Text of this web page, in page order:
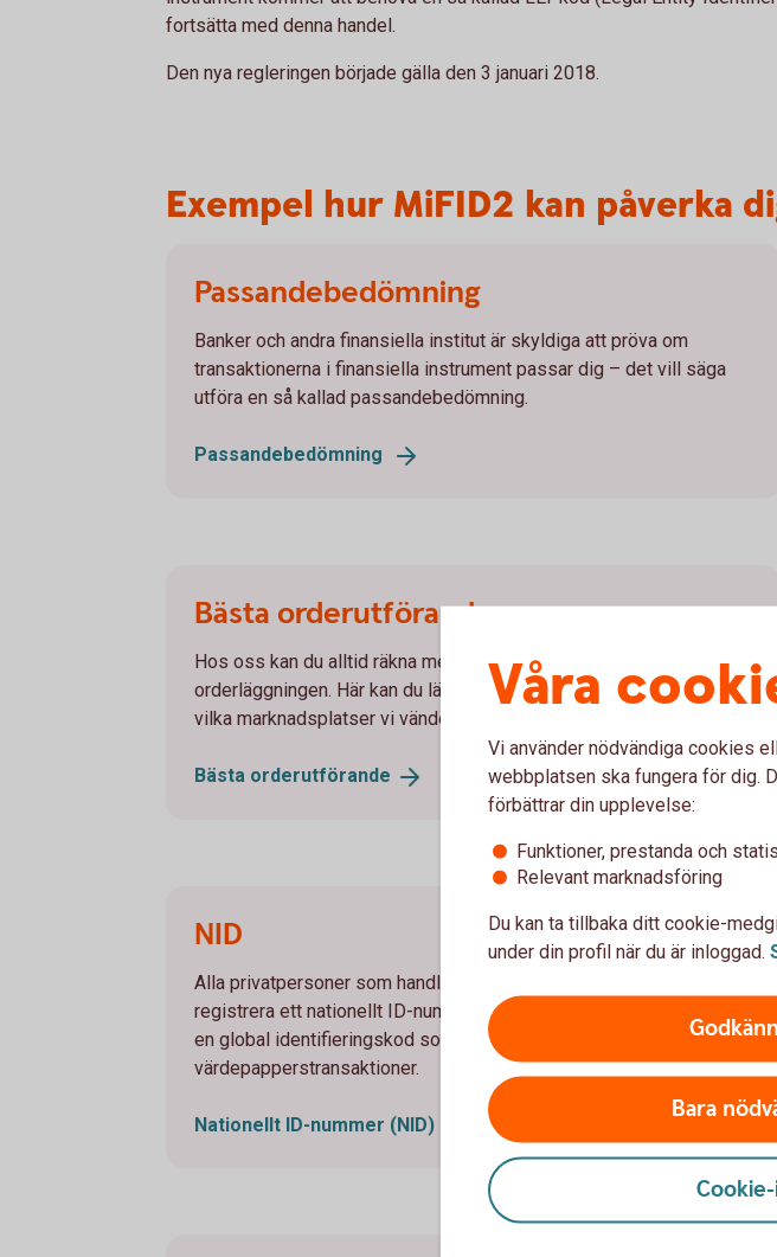
fortsätta med denna handel.
Den nya regleringen började gälla den 3 januari 2018.
Exempel hur MiFID2 kan påverka
Passandebedömning
Banker och andra finansiella institut är skyldiga att pröva om
transaktionerna i finansiella instrument passar dig – det vill säga
utföra en så kallad passandebedömning.
Passandebedömning
Bästa orderutförande
Hos oss kan du alltid räkna med att bli rättvist hanterad i
orderläggningen. Här kan du läsa i detalj hur vi utför din order och till
vilka marknadsplatser vi vänder oss till.
Bästa orderutförande
NID
Alla privatpersoner som handlar med värdepapper behöver
registrera ett nationellt ID-nummer, NID, i bankens system. Det är
en global identifieringskod som används vid
värdepapperstransaktioner.
Nationellt ID-nummer (NID)
Våra
Vi använder nödvändiga cookies
webbplatsen ska fungera för dig.
förbättrar din upplevelse:
Funktioner, prestanda och
Relevant marknadsföring
Du kan ta tillbaka ditt cookie-
under din profil när du är inloggad.
Bara